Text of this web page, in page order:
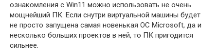
ознакомления с Win11 можно использовать не очень
мощнейший ПК. Если снутри виртуальной машины будет
не просто запущена самая новенькая ОС Microsoft, да и
несколько больших проектов в ней, то ПК пригодится
сильнее.